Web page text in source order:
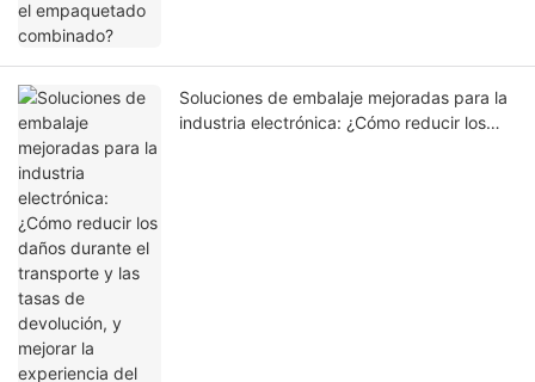
Soluciones de embalaje mejoradas para la
industria electrónica: ¿Cómo reducir los